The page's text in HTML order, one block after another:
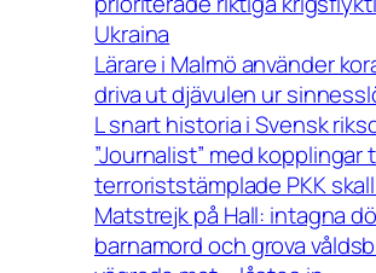
Ukraina
Lärare i Malmö använder
driva ut djävulen ur
L snart historia i Svensk
”Journalist” med kopplingar
terroriststämplade PKK
Matstrejk på Hall: intagna
barnamord och grova